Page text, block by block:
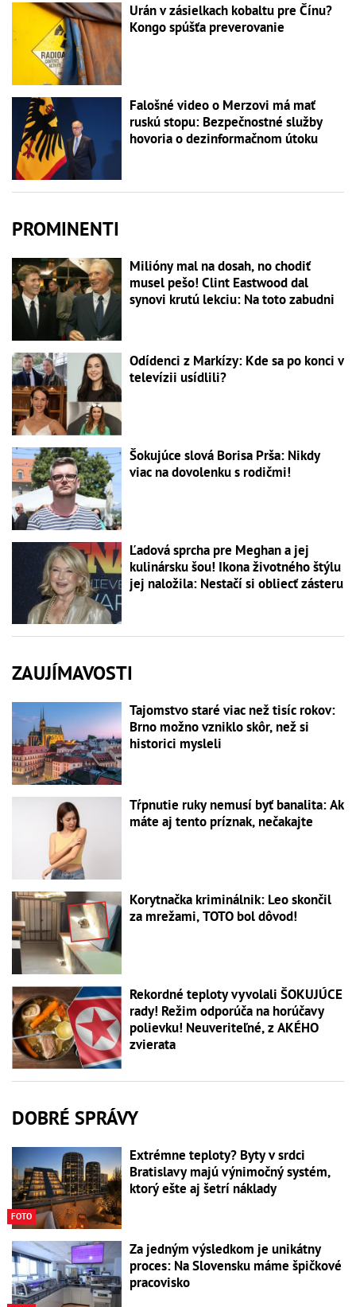
Urán v zásielkach kobaltu pre Čínu?
Kongo spúšťa preverovanie
Falošné video o Merzovi má mať
ruskú stopu: Bezpečnostné služby
hovoria o dezinformačnom útoku
PROMINENTI
Milióny mal na dosah, no chodiť
musel pešo! Clint Eastwood dal
synovi krutú lekciu: Na toto zabudni
Odídenci z Markízy: Kde sa po konci v
televízii usídlili?
Šokujúce slová Borisa Prša: Nikdy
viac na dovolenku s rodičmi!
Ľadová sprcha pre Meghan a jej
kulinársku šou! Ikona životného štýlu
jej naložila: Nestačí si obliecť zásteru
ZAUJÍMAVOSTI
Tajomstvo staré viac než tisíc rokov:
Brno možno vzniklo skôr, než si
historici mysleli
Tŕpnutie ruky nemusí byť banalita: Ak
máte aj tento príznak, nečakajte
Korytnačka kriminálnik: Leo skončil
za mrežami, TOTO bol dôvod!
Rekordné teploty vyvolali ŠOKUJÚCE
rady! Režim odporúča na horúčavy
polievku! Neuveriteľné, z AKÉHO
zvierata
DOBRÉ SPRÁVY
FOTO
Extrémne teploty? Byty v srdci
Bratislavy majú výnimočný systém,
ktorý ešte aj šetrí náklady
Za jedným výsledkom je unikátny
proces: Na Slovensku máme špičkové
pracovisko